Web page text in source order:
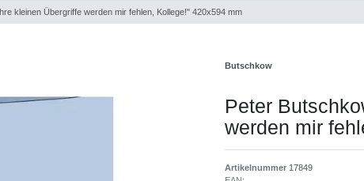
kleinen Übergriffe werden mir fehlen, Kollege!" 420x594 mm
Butschkow
Peter
werden mir
Artikelnummer 17849